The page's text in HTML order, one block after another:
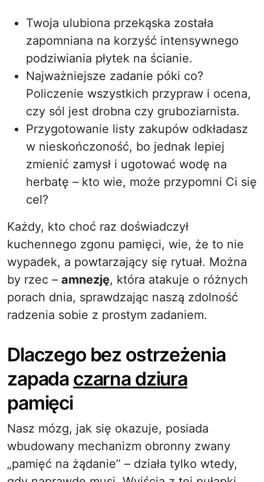
Twoja ulubiona przekąska została
zapomniana na korzyść intensywnego
podziwiania płytek na ścianie.
Najważniejsze zadanie póki co?
Policzenie wszystkich przypraw i ocena,
czy sól jest drobna czy gruboziarnista.
Przygotowanie listy zakupów odkładasz
w nieskończoność, bo jednak lepiej
zmienić zamysł i ugotować wodę na
herbatę – kto wie, może przypomni Ci się
cel?
Każdy, kto choć raz doświadczył
kuchennego zgonu pamięci, wie, że to nie
wypadek, a powtarzający się rytuał. Można
by rzec – amnezję, która atakuje o różnych
porach dnia, sprawdzając naszą zdolność
radzenia sobie z prostym zadaniem.
Dlaczego bez ostrzeżenia
zapada czarna dziura
pamięci
Nasz mózg, jak się okazuje, posiada
wbudowany mechanizm obronny zwany
„pamięć na żądanie” – działa tylko wtedy,